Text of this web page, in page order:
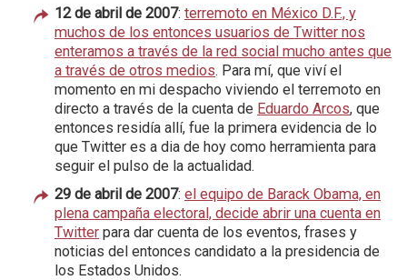
12 de abril de 2007: terremoto en México D.F., y
muchos de los entonces usuarios de Twitter nos
enteramos a través de la red social mucho antes que
a través de otros medios. Para mí, que viví el
momento en mi despacho viviendo el terremoto en
directo a través de la cuenta de Eduardo Arcos, que
entonces residía allí, fue la primera evidencia de lo
que Twitter es a dia de hoy como herramienta para
seguir el pulso de la actualidad.
29 de abril de 2007: el equipo de Barack Obama, en
plena campaña electoral, decide abrir una cuenta en
Twitter para dar cuenta de los eventos, frases y
noticias del entonces candidato a la presidencia de
los Estados Unidos.